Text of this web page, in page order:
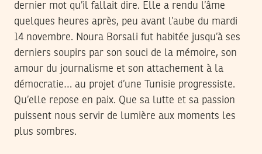
dernier mot qu’il fallait dire. Elle a rendu l’âme
quelques heures après, peu avant l’aube du mardi
14 novembre. Noura Borsali fut habitée jusqu’à ses
derniers soupirs par son souci de la mémoire, son
amour du journalisme et son attachement à la
démocratie… au projet d’une Tunisie progressiste.
Qu’elle repose en paix. Que sa lutte et sa passion
puissent nous servir de lumière aux moments les
plus sombres.